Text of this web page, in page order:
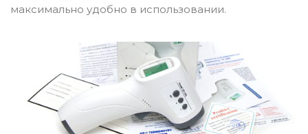
максимально удобно в использовании.